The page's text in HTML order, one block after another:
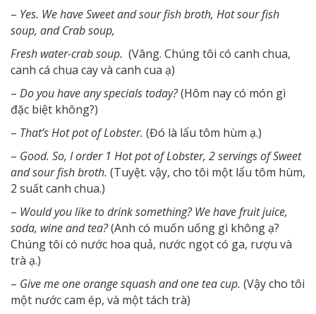
– Yes. We have Sweet and sour fish broth, Hot sour fish
soup, and Crab soup,
Fresh water-crab soup. (Vâng. Chúng tôi có canh chua,
canh cá chua cay và canh cua ạ)
– Do you have any specials today?(Hôm nay có món gì
đặc biệt không?)
– That’s Hot pot of Lobster. (Đó là lẩu tôm hùm ạ.)
– Good. So, I order 1 Hot pot of Lobster, 2 servings of Sweet
and sour fish broth. (Tuyệt. vậy, cho tôi một lẩu tôm hùm,
2 suất canh chua.)
– Would you like to drink something? We have fruit juice,
soda, wine and tea?(Anh có muốn uống gì không ạ?
Chúng tôi có nước hoa quả, nước ngọt có ga, rượu và
trà ạ.)
– Give me one orange squash and one tea cup. (Vậy cho tôi
một nước cam ép, và một tách trà)